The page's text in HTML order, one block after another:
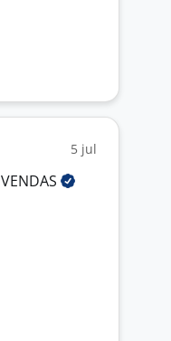
5 jul
VENDAS